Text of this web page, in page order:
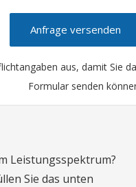
Anfrage versenden
aus, damit Sie
Formular senden
Leistungsspektrum?
Sie das unten